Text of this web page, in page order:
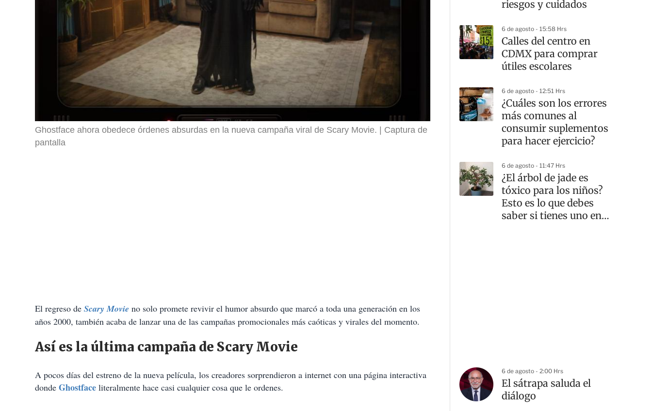
Ghostface ahora obedece órdenes absurdas en la nueva campaña viral de Scary Movie.
Captura de
pantalla
El regreso de Scary Movie no solo promete revivir el humor absurdo que marcó a toda una generación en los
años 2000, también acaba de lanzar una de las campañas promocionales más caóticas y virales del momento.
Así es la última campaña de Scary Movie
A pocos días del estreno de la nueva película, los creadores sorprendieron a internet con una página interactiva
donde Ghostface literalmente hace casi cualquier cosa que le ordenes.
riesgos y cuidados
6 de agosto - 15:58 Hrs
Calles del centro en
CDMX para comprar
útiles escolares
6 de agosto - 12:51 Hrs
¿Cuáles son los errores
más comunes al
consumir suplementos
para hacer ejercicio?
6 de agosto - 11:47 Hrs
¿El árbol de jade es
tóxico para los niños?
Esto es lo que debes
saber si tienes uno en
6 de agosto - 2:00 Hrs
El sátrapa saluda el
diálogo